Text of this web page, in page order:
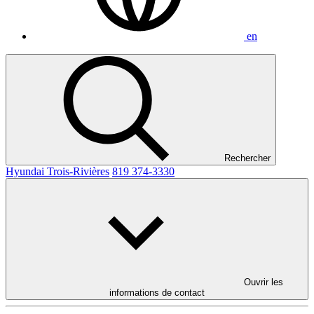
en
Rechercher
Hyundai Trois-Rivières 819 374-3330
Ouvrir les
informations de contact